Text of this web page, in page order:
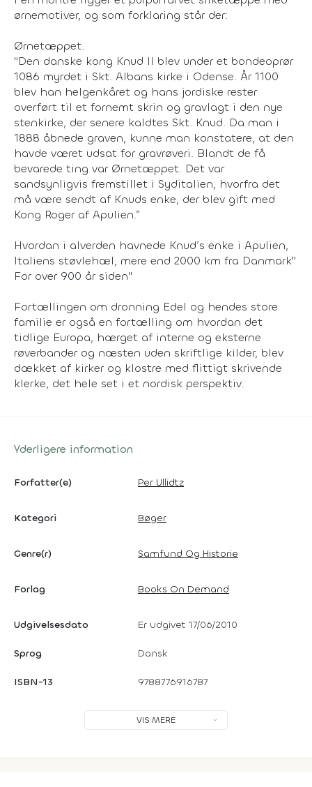
ørnemotiver, og som forklaring står der:
Ørnetæppet.
"Den danske kong Knud II blev under et bondeoprør
1086 myrdet i Skt. Albans kirke i Odense. År 1100
blev han helgenkåret og hans jordiske rester
overført til et fornemt skrin og gravlagt i den nye
stenkirke, der senere kaldtes Skt. Knud. Da man i
1888 åbnede graven, kunne man konstatere, at den
havde været udsat for gravrøveri. Blandt de få
bevarede ting var Ørnetæppet. Det var
sandsynligvis fremstillet i Syditalien, hvorfra det
må være sendt af Knuds enke, der blev gift med
Kong Roger af Apulien.”
Hvordan i alverden havnede Knud’s enke i Apulien,
Italiens støvlehæl, mere end 2000 km fra Danmark"
For over 900 år siden"
Fortællingen om dronning Edel og hendes store
familie er også en fortælling om hvordan det
tidlige Europa, hærget af interne og eksterne
røverbander og næsten uden skriftlige kilder, blev
dækket af kirker og klostre med flittigt skrivende
klerke, det hele set i et nordisk perspektiv.
Yderligere information
Forfatter(e) Per Ullidtz
Kategori Bøger
Genre(r) Samfund Og Historie
Forlag Books On Demand
Udgivelsesdato Er udgivet 17/06/2010
Sprog Dansk
ISBN-13 9788776916787
VIS MERE